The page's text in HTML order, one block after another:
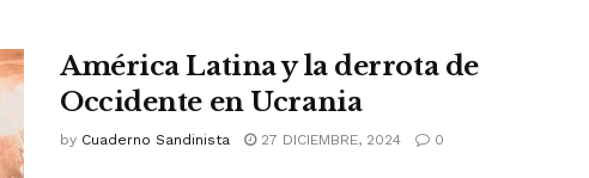
América Latina y la derrota de
Occidente en Ucrania
by Cuaderno Sandinista 27 DICIEMBRE, 2024 0